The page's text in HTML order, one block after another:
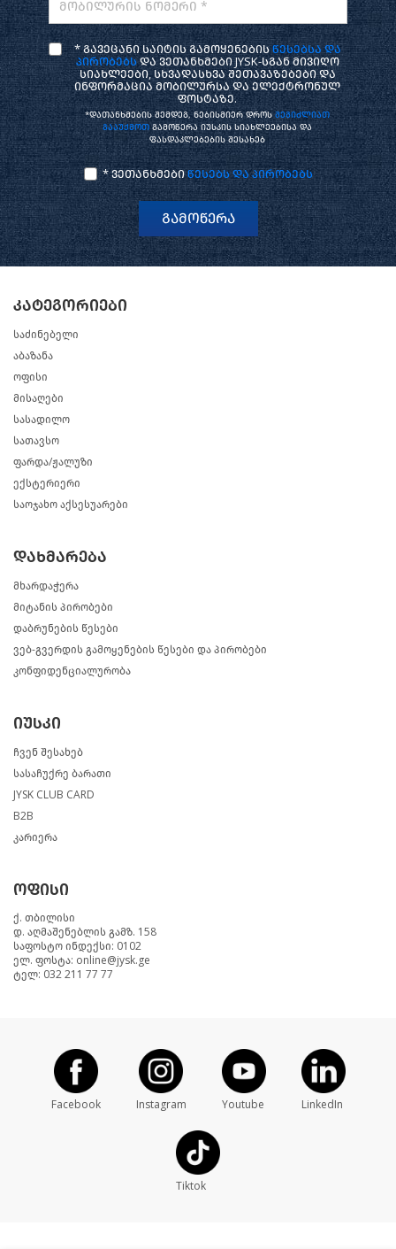
მობილურის ნომერი *
* გავეცანი საიტის გამოყენებისწესებსა და
პირობებსდა ვეთანხმები JYSK-სგან მივიღო
სიახლეები, სხვადასხვა შეთავაზებები და
ინფორმაცია მობილურსა და ელექტრონულ
ფოსტაზე.
*დათანხმების შემდეგ, ნებისმიერ დროს შეგიძლიათ
გააუქმოთგამოწერა იუსკის სიახლეებისა და
ფასდაკლებების შესახებ
* ვეთანხმები წესებს და პირობებს
გამოწერა
კატეგორიები
საძინებელი
აბაზანა
ოფისი
მისაღები
სასადილო
სათავსო
ფარდა/ჟალუზი
ექსტერიერი
საოჯახო აქსესუარები
დახმარება
მხარდაჭერა
მიტანის პირობები
დაბრუნების წესები
ვებ-გვერდის გამოყენების წესები და პირობები
კონფიდენციალურობა
იუსკი
ჩვენ შესახებ
სასაჩუქრე ბარათი
JYSK CLUB CARD
B2B
კარიერა
ოფისი
ქ. თბილისი
დ. აღმაშენებლის გამზ. 158
საფოსტო ინდექსი: 0102
ელ. ფოსტა: online@jysk.ge
ტელ: 032 211 77 77
Facebook Instagram Youtube LinkedIn
Tiktok